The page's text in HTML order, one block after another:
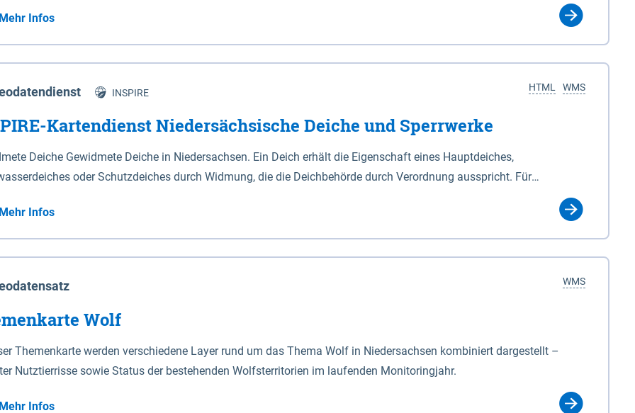
Mehr Infos
WMS
HTML
INSPIRE
Kartendienst Niedersächsische Deiche und Sperrwerke
Deiche Gewidmete Deiche in Niedersachsen. Ein Deich erhält die Eigenschaft eines Hauptdeiches,
oder Schutzdeiches durch Widmung, die die Deichbehörde durch Verordnung ausspricht. Für
Deiche gelten die Bestimmungen des Niedersächsischen Deichgesetzes (NDG). Die Widmung "2.Deichlinie" ist
Sperrwerke Sperrwerke sind Bauwerke mit Sperrvorrichtungen in Tidegewässern, die dem
eines Gebietes vor erhöhten Tiden, vor allem vor Sturmfluten, zu dienen bestimmt sind (§2 Abs.3 NDG). Ein Bauwerk
Art erhält die Eigenschaft eines Sperrwerkes durch Widmung, die die Deichbehörde durch Verordnung
Mehr Infos
WMS
Wolf
Themenkarte werden verschiedene Layer rund um das Thema Wolf in Niedersachsen kombiniert dargestellt –
Nutztierrisse sowie Status der bestehenden Wolfsterritorien im laufenden Monitoringjahr.
Mehr Infos